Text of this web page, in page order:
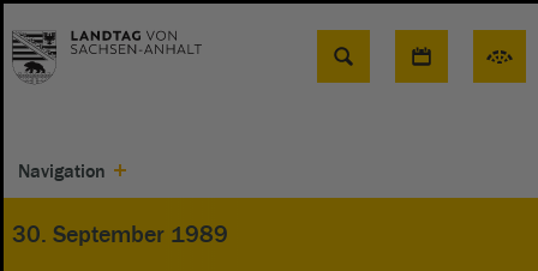
Suche
Navigation
30. September 1989